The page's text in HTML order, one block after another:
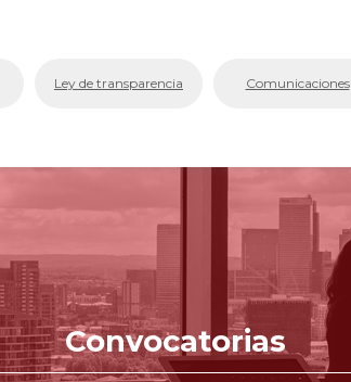
y Proyectos)
Corporativos.)
Convocatorias
Ley de transparencia Comunicaciones